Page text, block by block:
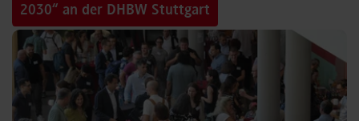
2030“ an der DHBW Stuttgart